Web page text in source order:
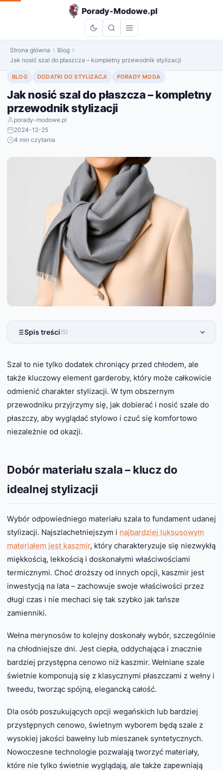
do
Porady-Modowe.pl
Strona główna
Blog
Jak nosić szal do płaszcza – kompletny przewodnik stylizacji
BLOG DODATKI DO STYLIZACJI PORADY MODA
Jak nosić szal do płaszcza – kompletny
przewodnik stylizacji
porady-modowe.pl
2024-12-25
4 min czytania
Spis treści(5)
Szal to nie tylko dodatek chroniący przed chłodem, ale
także kluczowy element garderoby, który może całkowicie
odmienić charakter stylizacji. W tym obszernym
przewodniku przyjrzymy się, jak dobierać i nosić szale do
płaszczy, aby wyglądać stylowo i czuć się komfortowo
niezależnie od okazji.
Dobór materiału szala – klucz do
idealnej stylizacji
Wybór odpowiedniego materiału szala to fundament udanej
stylizacji. Najszlachetniejszym i najbardziej luksusowym
materiałem jest kaszmir, który charakteryzuje się niezwykłą
miękkością, lekkością i doskonałymi właściwościami
termicznymi. Choć droższy od innych opcji, kaszmir jest
inwestycją na lata – zachowuje swoje właściwości przez
długi czas i nie mechaci się tak szybko jak tańsze
zamienniki.
Wełna merynosów to kolejny doskonały wybór, szczególnie
na chłodniejsze dni. Jest ciepła, oddychająca i znacznie
bardziej przystępna cenowo niż kaszmir. Wełniane szale
świetnie komponują się z klasycznymi płaszczami z wełny i
tweedu, tworząc spójną, elegancką całość.
Dla osób poszukujących opcji wegańskich lub bardziej
przystępnych cenowo, świetnym wyborem będą szale z
wysokiej jakości bawełny lub mieszanek syntetycznych.
Nowoczesne technologie pozwalają tworzyć materiały,
które nie tylko świetnie wyglądają, ale także zapewniają